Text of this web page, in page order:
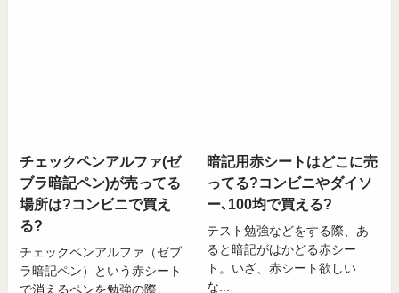
チェックペンアルファ(ゼ
ブラ暗記ペン)が売ってる
場所は?コンビニで買え
る?
チェックペンアルファ（ゼブ
ラ暗記ペン）という赤シート
で消えるペンを勉強の際、...
暗記用赤シートはどこに売
ってる?コンビニやダイソ
ー､100均で買える?
テスト勉強などをする際、あ
ると暗記がはかどる赤シー
ト。いざ、赤シート欲しい
な...